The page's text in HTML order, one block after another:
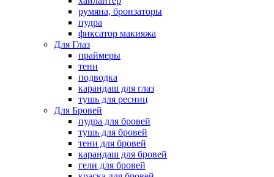
румяна, бронзаторы
пудра
фиксатор макияжа
Для Глаз
праймеры
тени
подводка
карандаш для глаз
тушь для ресниц
Для Бровей
пудра для бровей
тушь для бровей
тени для бровей
карандаш для бровей
гели для бровей